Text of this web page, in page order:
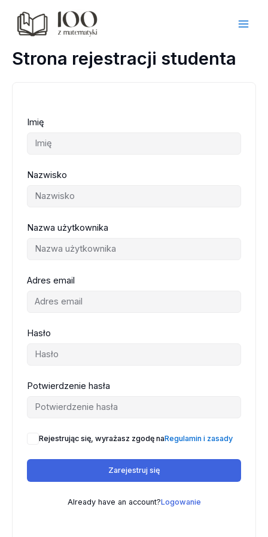
treści
Strona rejestracji studenta
Imię
Nazwisko
Nazwa użytkownika
Adres email
Hasło
Potwierdzenie hasła
Rejestrując się, wyrażasz zgodę naRegulamin i zasady
Zarejestruj się
Already have an account?Logowanie